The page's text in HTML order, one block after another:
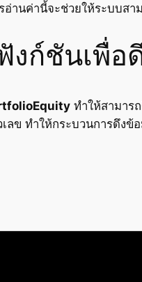
อ่านค่านี้จะช่วยให้ระบบส
งก์ชันเพื่
ทำให้สามาร
ข ทำให้กระบวนการดึงข้